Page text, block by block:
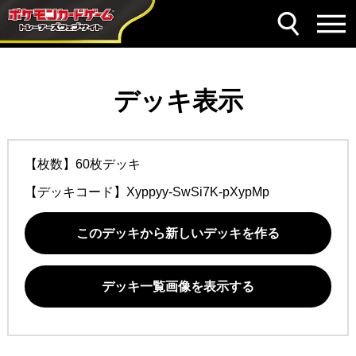
デッキ表示
【枚数】60枚デッキ
【デッキコード】 Xyppyy-SwSi7K-pXypMp
このデッキから新しいデッキを作る
デッキ一覧画像を表示する